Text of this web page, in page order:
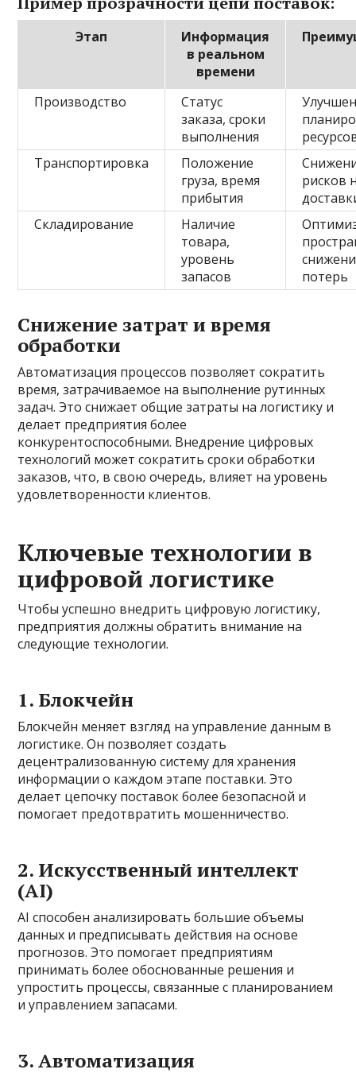
Этап
Информация
в реальном
времени
Производство
Статус
заказа, сроки
выполнения
Транспортировка
Положение
груза, время
прибытия
рисков
Складирование
Наличие
товара,
уровень
запасов
потерь
Снижение затрат и время
обработки
Автоматизация процессов позволяет сократить
время, затрачиваемое на выполнение рутинных
задач. Это снижает общие затраты на логистику и
делает предприятия более
конкурентоспособными. Внедрение цифровых
технологий может сократить сроки обработки
заказов, что, в свою очередь, влияет на уровень
удовлетворенности клиентов.
Ключевые технологии в
цифровой логистике
Чтобы успешно внедрить цифровую логистику,
предприятия должны обратить внимание на
следующие технологии.
1. Блокчейн
Блокчейн меняет взгляд на управление данным в
логистике. Он позволяет создать
децентрализованную систему для хранения
информации о каждом этапе поставки. Это
делает цепочку поставок более безопасной и
помогает предотвратить мошенничество.
2. Искусственный интеллект
(AI)
AI способен анализировать большие объемы
данных и предписывать действия на основе
прогнозов. Это помогает предприятиям
принимать более обоснованные решения и
упростить процессы, связанные с планированием
и управлением запасами.
3. Автоматизация